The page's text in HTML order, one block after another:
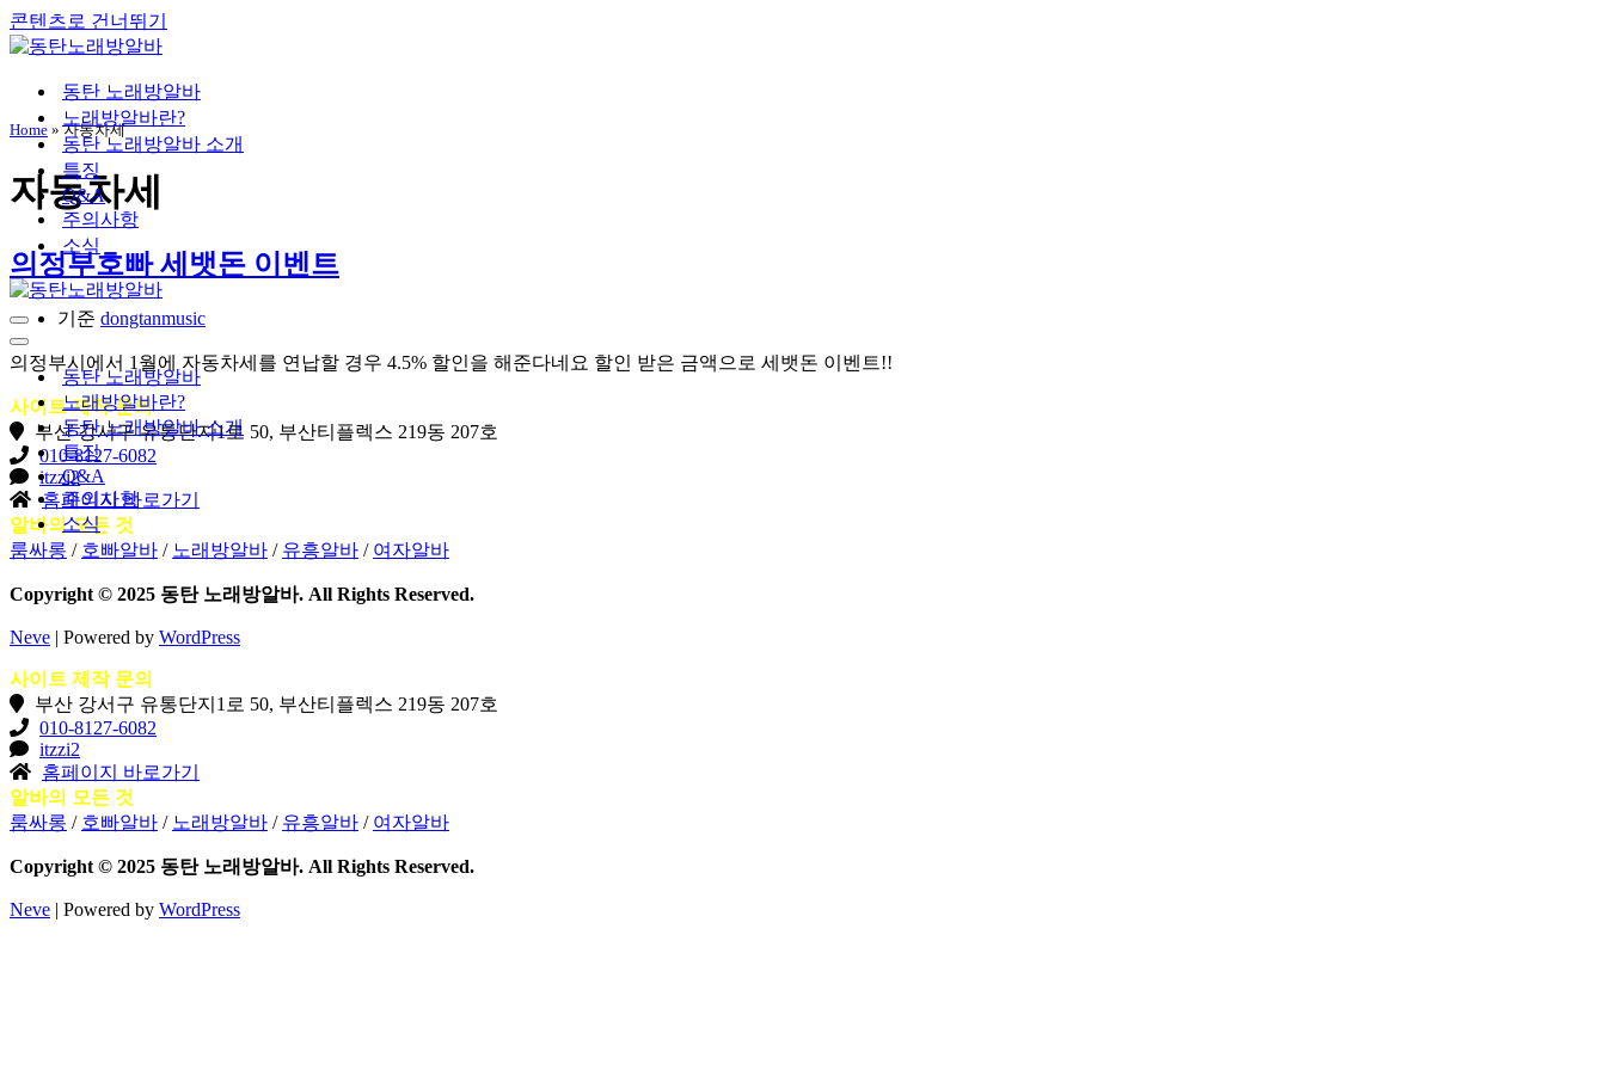
콘텐츠로 건너뛰기
동탄 노래방알바
노래방알바란?
동탄 노래방알바 소개
특징
Q&A
주의사항
소식
내
비
게
이
션
메
뉴
내
비
게
이
션
메
뉴
동탄 노래방알바
노래방알바란?
동탄 노래방알바 소개
특징
Q&A
주의사항
소식
Home »자동차세
자동차세
의정부호빠 세뱃돈 이벤트
기준 dongtanmusic
의정부시에서 1월에 자동차세를 연납할 경우 4.5% 할인을 해준다네요 할인 받은 금액으로 세뱃돈 이벤트!!
사이트 제작 문의
부산 강서구 유통단지1로 50, 부산티플렉스 219동 207호
010-8127-6082
itzzi2
홈페이지 바로가기
알바의 모든 것
룸싸롱 / 호빠알바 / 노래방알바 / 유흥알바 / 여자알바
Copyright © 2025 동탄 노래방알바. All Rights Reserved.
Neve | Powered by WordPress
사이트 제작 문의
부산 강서구 유통단지1로 50, 부산티플렉스 219동 207호
010-8127-6082
itzzi2
홈페이지 바로가기
알바의 모든 것
룸싸롱 / 호빠알바 / 노래방알바 / 유흥알바 / 여자알바
Copyright © 2025 동탄 노래방알바. All Rights Reserved.
Neve | Powered by WordPress